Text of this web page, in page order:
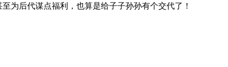
为后代谋点福利，也算是给子子孙孙有个交代了！